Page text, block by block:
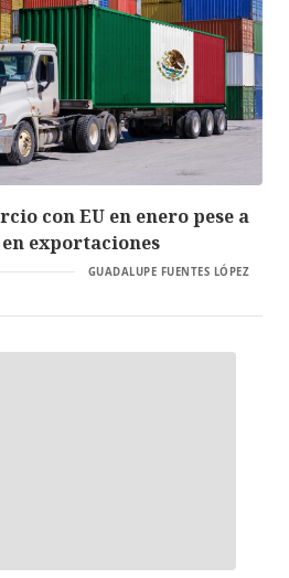
con EU en enero pese a
exportaciones
GUADALUPE FUENTES LÓPEZ